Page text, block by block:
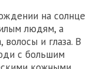
на солнце
людям, а
и глаза. В
с большим